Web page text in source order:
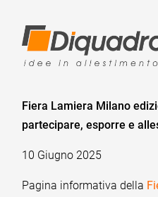
Fiera Lamiera Milano
partecipare, esporre e
10 Giugno 2025
Pagina informativa della